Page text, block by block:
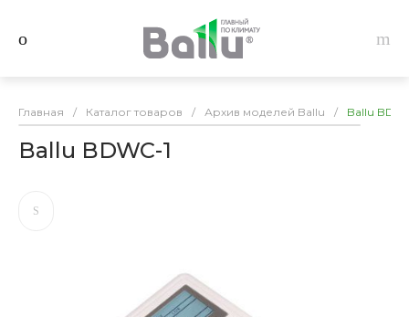
Главная / Каталог товаров / Архив моделей Ballu / Ballu
Ballu BDWC-1